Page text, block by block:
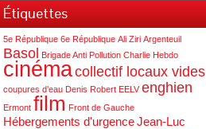
Étiquettes
5e République 6e République Ali Ziri Argenteuil
Basol Brigade Anti Pollution Charlie Hebdo
cinémacollectif locaux vides
coupures d’eau Denis Robert EELV enghien
Ermont film Front de Gauche
Hébergements d'urgenceJean-Luc